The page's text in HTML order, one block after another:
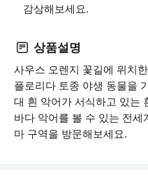
감상해보세요.
상품설명
사우스 오렌지 꽃길에 위치
플로리다 토종 야생 동물을
대 흰 악어가 서식하고 있는
바다 악어를 볼 수 있는 전
마 구역을 방문해보세요.